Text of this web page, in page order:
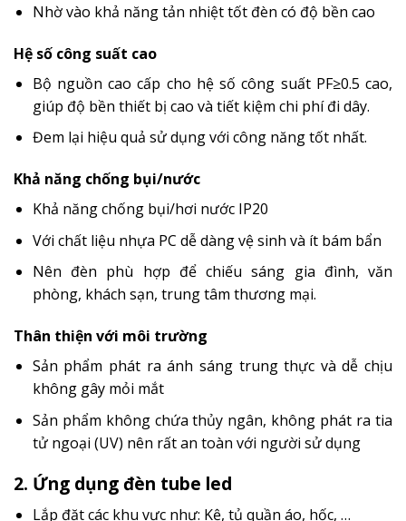
Nhờ vào khả năng tản nhiệt tốt đèn có độ bền cao
Hệ số công suất cao
Bộ nguồn cao cấp cho hệ số công suất PF≥0.5 cao,
giúp độ bền thiết bị cao và tiết kiệm chi phí đi dây.
Đem lại hiệu quả sử dụng với công năng tốt nhất.
Khả năng chống bụi/nước
Khả năng chống bụi/hơi nước IP20
Với chất liệu nhựa PC dễ dàng vệ sinh và ít bám bẩn
Nên đèn phù hợp để chiếu sáng gia đình, văn
phòng, khách sạn, trung tâm thương mại.
Thân thiện với môi trường
Sản phẩm phát ra ánh sáng trung thực và dễ chịu
không gây mỏi mắt
Sản phẩm không chứa thủy ngân, không phát ra tia
tử ngoại (UV) nên rất an toàn với người sử dụng
2. Ứng dụng đèn tube led
Lắp đặt các khu vực như: Kệ, tủ quần áo, hốc, …